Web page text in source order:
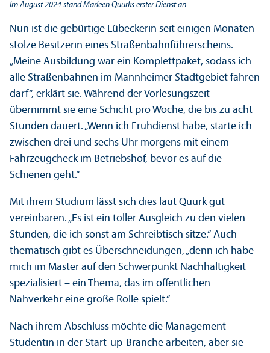
Im August 2024 stand Marleen Quurks erster Dienst an
Nun ist die gebürtige Lübeckerin seit einigen Monaten
stolze Besitzerin eines Straßenbahnführerscheins.
„Meine Ausbildung war ein Komplettpaket, sodass ich
alle Straßenbahnen im Mannheimer Stadtgebiet fahren
darf“, erklärt sie. Während der Vorlesungs­zeit
übernimmt sie eine Schicht pro Woche, die bis zu acht
Stunden dauert. „Wenn ich Frühdienst habe, starte ich
zwischen drei und sechs Uhr morgens mit einem
Fahrzeugcheck im Betriebs­hof, bevor es auf die
Schienen geht.“
Mit ihrem Studium lässt sich dies laut Quurk gut
vereinbaren. „Es ist ein toller Ausgleich zu den vielen
Stunden, die ich sonst am Schreibtisch sitze.“ Auch
thematisch gibt es Über­schneidungen, „denn ich habe
mich im Master auf den Schwerpunkt Nachhaltigkeit
spezialisiert – ein Thema, das im öffentlichen
Nahverkehr eine große Rolle spielt.“
Nach ihrem Abschluss möchte die Management-
Studentin in der Start-up-Branche arbeiten, aber sie